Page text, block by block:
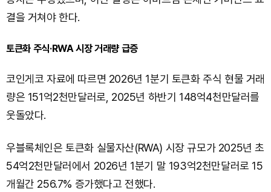
결을 거쳐야 한다.
토큰화 주식·RWA 시장 거래량 급증
코인게코 자료에 따르면 2026년 1분기 토큰화 주식 현물 거래
량은 151억2천만달러로, 2025년 하반기 148억4천만달러를
웃돌았다.
우블록체인은 토큰화 실물자산(RWA) 시장 규모가 2025년 초
54억2천만달러에서 2026년 1분기 말 193억2천만달러로 15
개월간 256.7% 증가했다고 전했다.